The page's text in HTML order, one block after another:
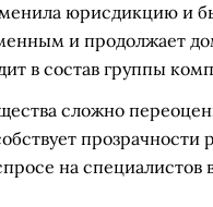
юрисдикцию и
и продолжает
в состав группы
сложно
прозрачности
на специалистов